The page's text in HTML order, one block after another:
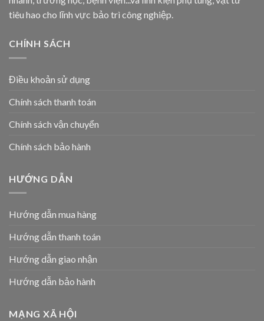
tiêu hao cho lĩnh vực bảo trì công nghiệp.
CHÍNH SÁCH
Điều khoản sử dụng
Chính sách thanh toán
Chính sách vận chuyển
Chính sách bảo hành
HƯỚNG DẪN
Hướng dẫn mua hàng
Hướng dẫn thanh toán
Hướng dẫn giao nhận
Hướng dẫn bảo hành
MẠNG XÃ HỘI